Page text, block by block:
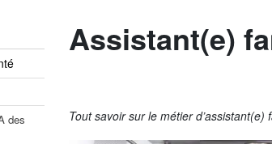
Assistant(e)
Tout savoir sur le métier
des